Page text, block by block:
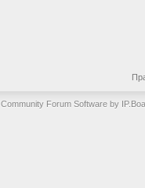
Community Forum Software by